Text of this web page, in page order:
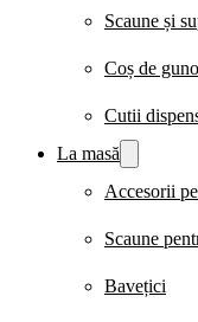
Scaune și
Coș de
Cutii
La masă
Accesorii
Scaune
Bavețici